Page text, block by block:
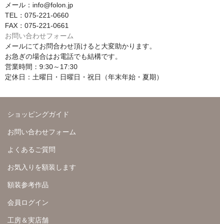
メール：info@folon.jp
TEL：075-221-0660
FAX：075-221-0661
お問い合わせフォーム
メールにてお問合わせ頂けると大変助かります。
お急ぎの場合はお電話でも結構です。
営業時間：9:30～17:30
定休日：土曜日・日曜日・祝日（年末年始・夏期）
ショッピングガイド
お問い合わせフォーム
よくあるご質問
お気入りを額装します
額装参考作品
会員ログイン
工房＆実店舗